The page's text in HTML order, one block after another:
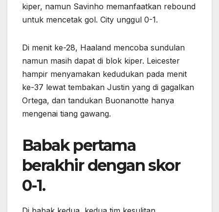
kiper, namun Savinho memanfaatkan rebound
untuk mencetak gol. City unggul 0-1.
Di menit ke-28, Haaland mencoba sundulan
namun masih dapat di blok kiper. Leicester
hampir menyamakan kedudukan pada menit
ke-37 lewat tembakan Justin yang di gagalkan
Ortega, dan tandukan Buonanotte hanya
mengenai tiang gawang.
Babak pertama
berakhir dengan skor
0-1.